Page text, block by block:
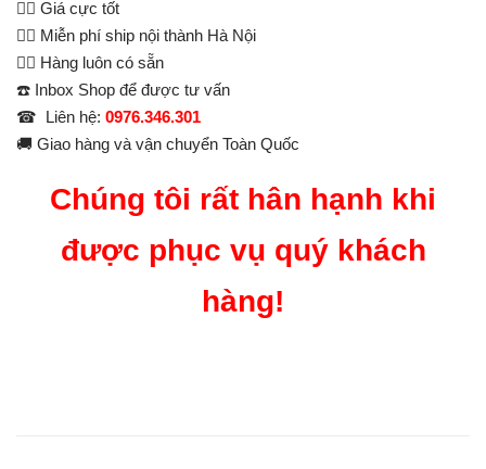
👉🏻 Giá cực tốt
👉🏻 Miễn phí ship nội thành Hà Nội
👉🏻 Hàng luôn có sẵn
☎️ Inbox Shop để được tư vấn
☎ Liên hệ: 0976.346.301
🚚 Giao hàng và vận chuyển Toàn Quốc
Chúng tôi rất hân hạnh khi
được phục vụ quý khách
hàng!